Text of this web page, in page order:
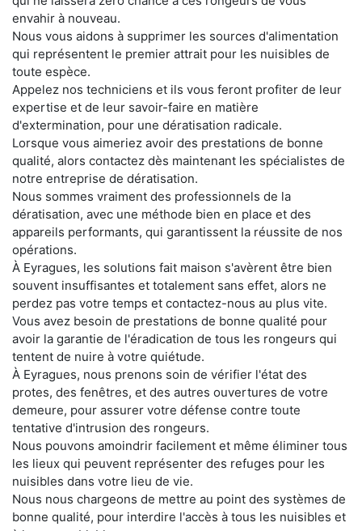
envahir à nouveau.
Nous vous aidons à supprimer les sources d'alimentation
qui représentent le premier attrait pour les nuisibles de
toute espèce.
Appelez nos techniciens et ils vous feront profiter de leur
expertise et de leur savoir-faire en matière
d'extermination, pour une dératisation radicale.
Lorsque vous aimeriez avoir des prestations de bonne
qualité, alors contactez dès maintenant les spécialistes de
notre entreprise de dératisation.
Nous sommes vraiment des professionnels de la
dératisation, avec une méthode bien en place et des
appareils performants, qui garantissent la réussite de nos
opérations.
À Eyragues, les solutions fait maison s'avèrent être bien
souvent insuffisantes et totalement sans effet, alors ne
perdez pas votre temps et contactez-nous au plus vite.
Vous avez besoin de prestations de bonne qualité pour
avoir la garantie de l'éradication de tous les rongeurs qui
tentent de nuire à votre quiétude.
À Eyragues, nous prenons soin de vérifier l'état des
protes, des fenêtres, et des autres ouvertures de votre
demeure, pour assurer votre défense contre toute
tentative d'intrusion des rongeurs.
Nous pouvons amoindrir facilement et même éliminer tous
les lieux qui peuvent représenter des refuges pour les
nuisibles dans votre lieu de vie.
Nous nous chargeons de mettre au point des systèmes de
bonne qualité, pour interdire l'accès à tous les nuisibles et